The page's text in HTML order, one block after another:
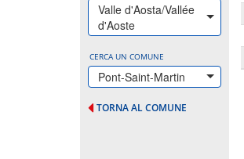
Valle d'Aosta/Vallée
d'Aoste
CERCA UN COMUNE
Pont-Saint-Martin
TORNA AL COMUNE